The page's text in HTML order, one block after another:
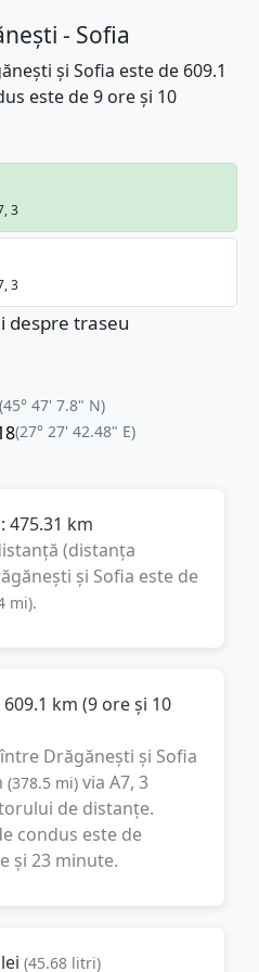
- Sofia
și Sofia este de 609.1
este de 9 ore și 10
3
3
despre traseu
47' 7.8" N)
(27° 27' 42.48" E)
475.31 km
(distanța
și Sofia este de
mi).
609.1 km (9 ore și 10
Drăgănești și Sofia
(378.5 mi) via A7, 3
de distanțe.
condus este de
și 23 minute.
lei (45.68 litri)